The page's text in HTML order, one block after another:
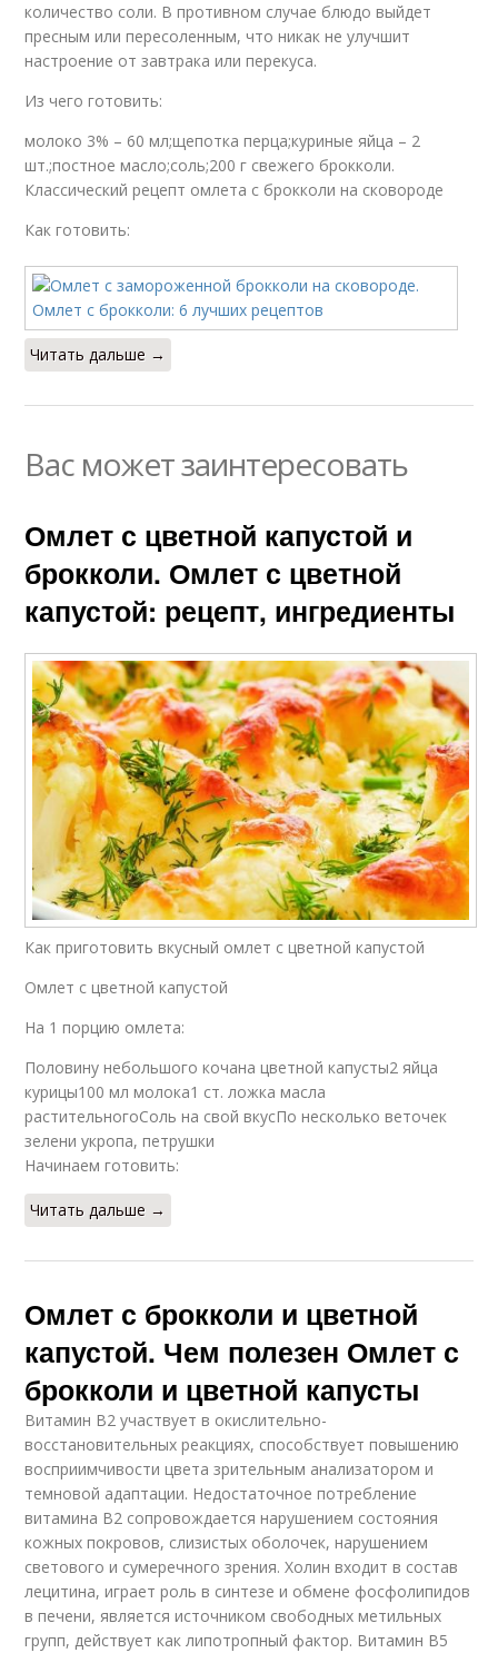
количество соли. В противном случае блюдо выйдет
пресным или пересоленным, что никак не улучшит
настроение от завтрака или перекуса.
Из чего готовить:
молоко 3% – 60 мл;щепотка перца;куриные яйца – 2
шт.;постное масло;соль;200 г свежего брокколи.
Классический рецепт омлета с брокколи на сковороде
Как готовить:
Читать дальше →
Вас может заинтересовать
Омлет с цветной капустой и
брокколи. Омлет с цветной
капустой: рецепт, ингредиенты
Как приготовить вкусный омлет с цветной капустой
Омлет с цветной капустой
На 1 порцию омлета:
Половину небольшого кочана цветной капусты2 яйца
курицы100 мл молока1 ст. ложка масла
растительногоСоль на свой вкусПо несколько веточек
зелени укропа, петрушки
Начинаем готовить:
Читать дальше →
Омлет с брокколи и цветной
капустой. Чем полезен Омлет с
брокколи и цветной капусты
Витамин В2 участвует в окислительно-
восстановительных реакциях, способствует повышению
восприимчивости цвета зрительным анализатором и
темновой адаптации. Недостаточное потребление
витамина В2 сопровождается нарушением состояния
кожных покровов, слизистых оболочек, нарушением
светового и сумеречного зрения. Холин входит в состав
лецитина, играет роль в синтезе и обмене фосфолипидов
в печени, является источником свободных метильных
групп, действует как липотропный фактор. Витамин В5